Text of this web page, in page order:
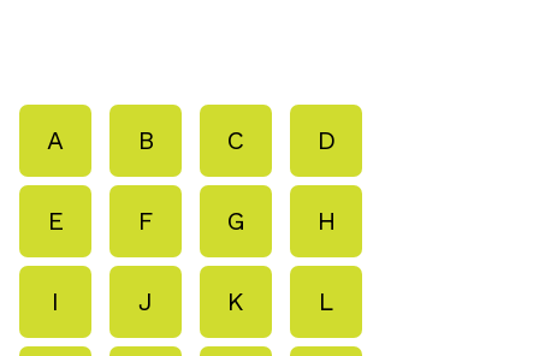
A B C D
E F G H
I J K L